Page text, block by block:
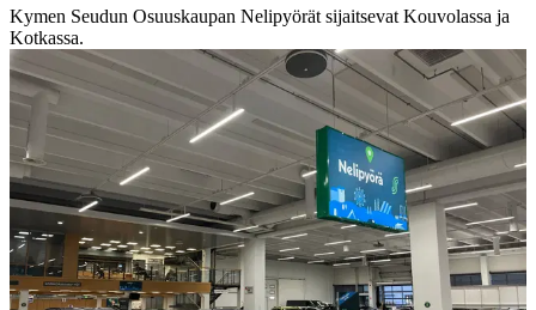
Kymen Seudun Osuuskaupan Nelipyörät sijaitsevat Kouvolassa ja
Kotkassa.